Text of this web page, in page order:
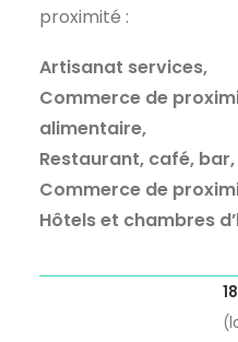
proximité :
Artisanat services,
Commerce de
alimentaire,
Restaurant, café, bar,
Commerce de
Hôtels et chambres